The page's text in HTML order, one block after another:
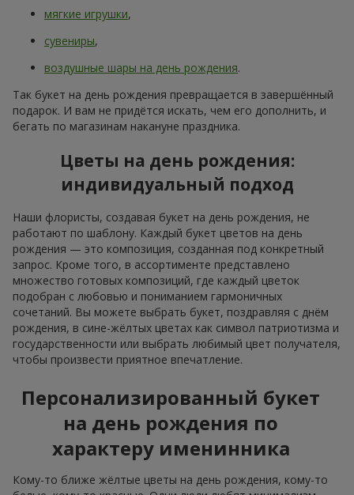
мягкие игрушки,
сувениры,
воздушные шары на день рождения.
Так букет на день рождения превращается в завершённый
подарок. И вам не придётся искать, чем его дополнить, и
бегать по магазинам накануне праздника.
Цветы на день рождения:
индивидуальный подход
Наши флористы, создавая букет на день рождения, не
работают по шаблону. Каждый букет цветов на день
рождения — это композиция, созданная под конкретный
запрос. Кроме того, в ассортименте представлено
множество готовых композиций, где каждый цветок
подобран с любовью и пониманием гармоничных
сочетаний. Вы можете выбрать букет, поздравляя с днём
рождения, в сине-жёлтых цветах как символ патриотизма и
государственности или выбрать любимый цвет получателя,
чтобы произвести приятное впечатление.
Персонализированный букет
на день рождения по
характеру именинника
Кому-то ближе жёлтые цветы на день рождения, кому-то